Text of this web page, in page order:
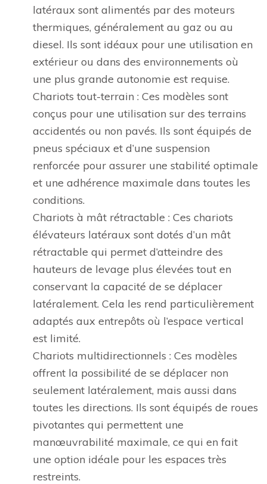
latéraux sont alimentés par des moteurs
thermiques, généralement au gaz ou au
diesel. Ils sont idéaux pour une utilisation en
extérieur ou dans des environnements où
une plus grande autonomie est requise.
Chariots tout-terrain : Ces modèles sont
conçus pour une utilisation sur des terrains
accidentés ou non pavés. Ils sont équipés de
pneus spéciaux et d’une suspension
renforcée pour assurer une stabilité optimale
et une adhérence maximale dans toutes les
conditions.
Chariots à mât rétractable : Ces chariots
élévateurs latéraux sont dotés d’un mât
rétractable qui permet d’atteindre des
hauteurs de levage plus élevées tout en
conservant la capacité de se déplacer
latéralement. Cela les rend particulièrement
adaptés aux entrepôts où l’espace vertical
est limité.
Chariots multidirectionnels : Ces modèles
offrent la possibilité de se déplacer non
seulement latéralement, mais aussi dans
toutes les directions. Ils sont équipés de roues
pivotantes qui permettent une
manœuvrabilité maximale, ce qui en fait
une option idéale pour les espaces très
restreints.